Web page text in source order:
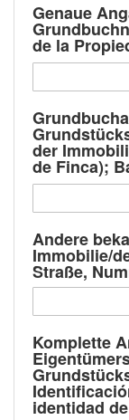
Genaue
de la
der
de Finca);
Andere
Immobilie/
Straße,
Komplette
identidad